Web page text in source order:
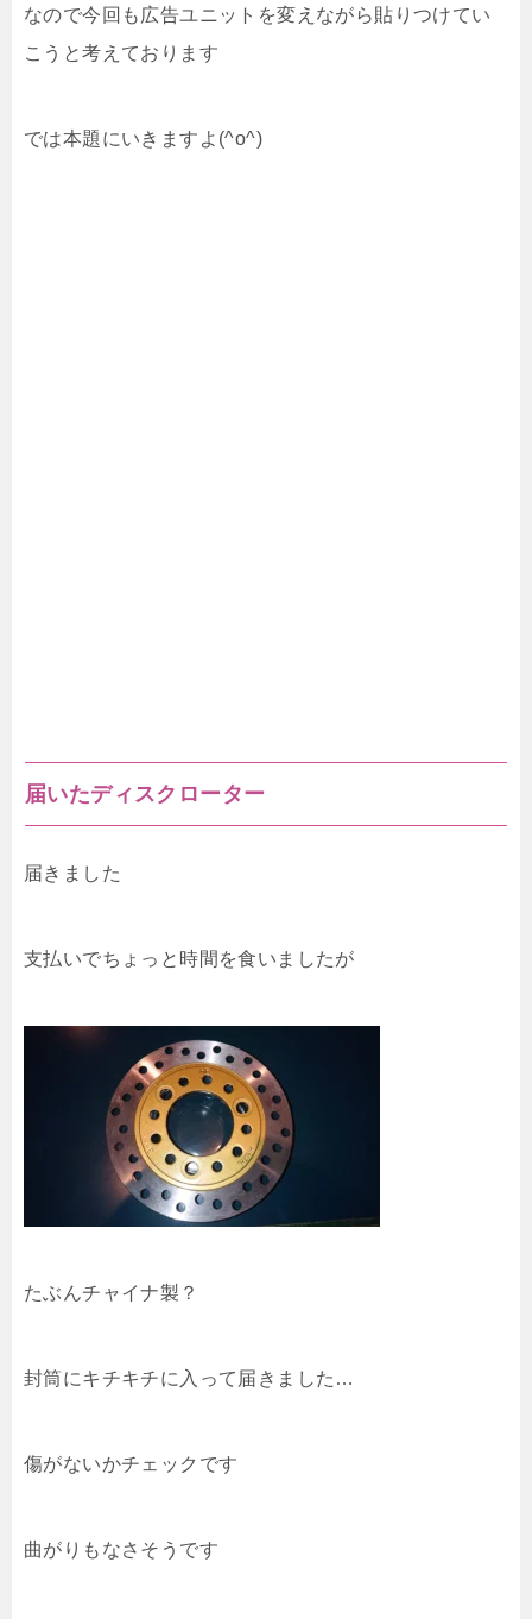
なので今回も広告ユニットを変えながら貼りつけてい
こうと考えております
では本題にいきますよ(^o^)
届いたディスクローター
届きました
支払いでちょっと時間を食いましたが
たぶんチャイナ製？
封筒にキチキチに入って届きました…
傷がないかチェックです
曲がりもなさそうです